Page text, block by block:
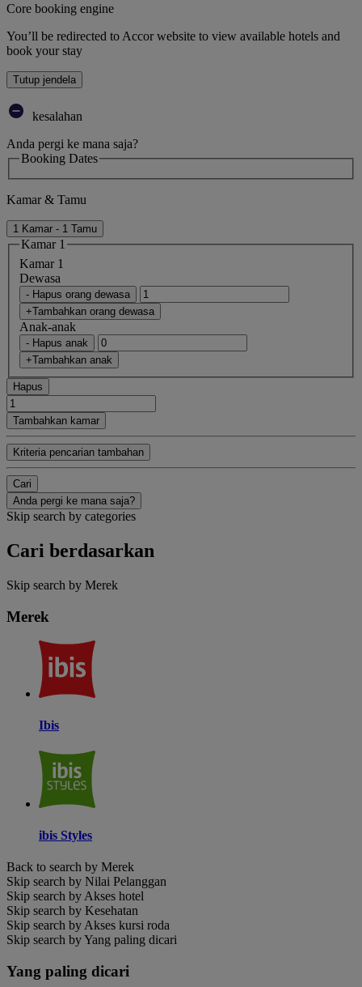
Core booking engine
You’ll be redirected to Accor website to view available hotels and
book your stay
Tutup jendela
kesalahan
Anda pergi ke mana saja?
Booking Dates
Kamar & Tamu
1 Kamar - 1 Tamu
Kamar 1
Kamar 1
Dewasa
- Hapus orang dewasa
+Tambahkan orang dewasa
Anak-anak
- Hapus anak
+Tambahkan anak
Hapus
Tambahkan kamar
Kriteria pencarian tambahan
Cari
Anda pergi ke mana saja?
Skip search by categories
Cari berdasarkan
Skip search by Merek
Merek
Ibis
ibis Styles
Back to search by Merek
Skip search by Nilai Pelanggan
Skip search by Akses hotel
Skip search by Kesehatan
Skip search by Akses kursi roda
Skip search by Yang paling dicari
Yang paling dicari